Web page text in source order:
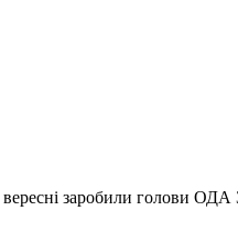
заробили голови ОДА